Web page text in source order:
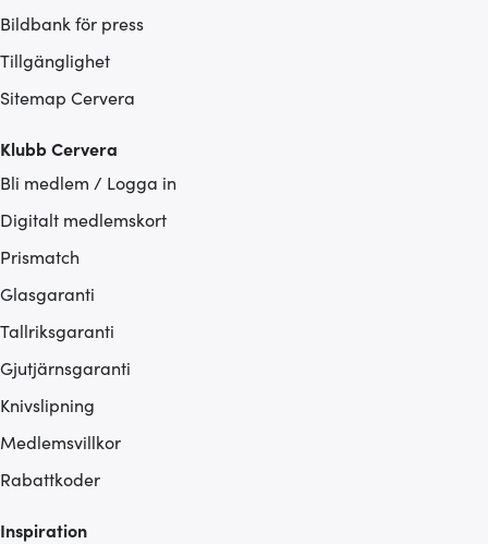
Bildbank för press
Tillgänglighet
Sitemap Cervera
Klubb Cervera
Bli medlem / Logga in
Digitalt medlemskort
Prismatch
Glasgaranti
Tallriksgaranti
Gjutjärnsgaranti
Knivslipning
Medlemsvillkor
Rabattkoder
Inspiration